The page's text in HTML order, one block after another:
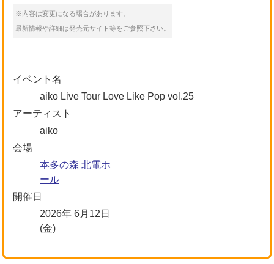
※内容は変更になる場合があります。
最新情報や詳細は発売元サイト等をご参照下さい。
イベント名
aiko Live Tour Love Like Pop vol.25
アーティスト
aiko
会場
本多の森 北電ホ
ール
開催日
2026年 6月12日
(金)